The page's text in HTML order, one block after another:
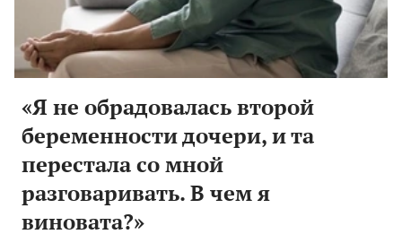
«Я не обрадовалась второй
беременности дочери, и та
перестала со мной
разговаривать. В чем я
виновата?»